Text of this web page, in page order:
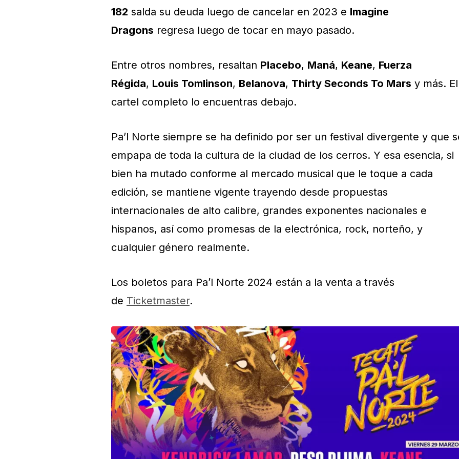
182 salda su deuda luego de cancelar en 2023 e Imagine
Dragons regresa luego de tocar en mayo pasado.
Entre otros nombres, resaltan Placebo, Maná, Keane, Fuerza
Régida, Louis Tomlinson, Belanova, Thirty Seconds To Mars y más. El
cartel completo lo encuentras debajo.
Pa’l Norte siempre se ha definido por ser un festival divergente y que
empapa de toda la cultura de la ciudad de los cerros. Y esa esencia, si
bien ha mutado conforme al mercado musical que le toque a cada
edición, se mantiene vigente trayendo desde propuestas
internacionales de alto calibre, grandes exponentes nacionales e
hispanos, así como promesas de la electrónica, rock, norteño, y
cualquier género realmente.
Los boletos para Pa’l Norte 2024 están a la venta a través
de Ticketmaster.